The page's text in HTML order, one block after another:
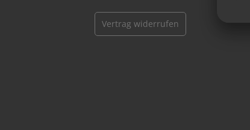
Vertrag widerrufen